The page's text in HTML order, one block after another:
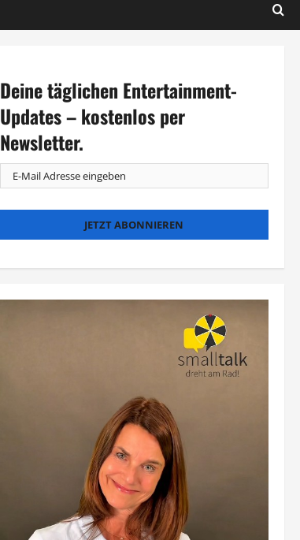
Deine täglichen Entertainment-
Updates – kostenlos per
Newsletter.